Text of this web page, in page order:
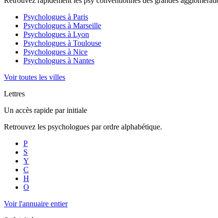
Psychologues à Paris
Psychologues à Marseille
Psychologues à Lyon
Psychologues à Toulouse
Psychologues à Nice
Psychologues à Nantes
Voir toutes les villes
Lettres
Un accès rapide par initiale
Retrouvez les psychologues par ordre alphabétique.
P
S
Y
C
H
O
Voir l'annuaire entier